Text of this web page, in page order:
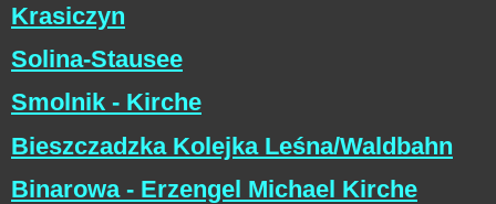
Krasiczyn
Solina-Stausee
Smolnik - Kirche
Bieszczadzka Kolejka Leśna/Waldbahn
Binarowa - Erzengel Michael Kirche